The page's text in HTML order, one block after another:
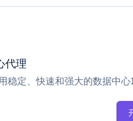
代理
稳定、快速和强大的数据中心